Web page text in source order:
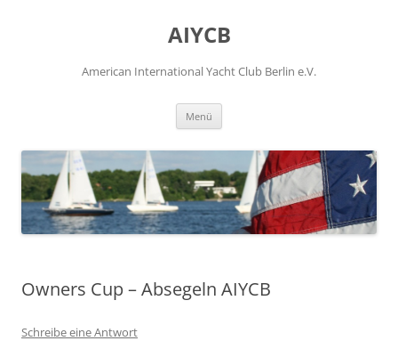
AIYCB
American International Yacht Club Berlin e.V.
Menü
Owners Cup – Absegeln AIYCB
Schreibe eine Antwort